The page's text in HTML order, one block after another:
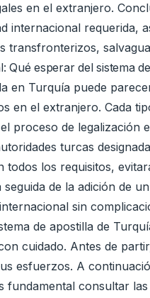
en el extranjero.
internacional requerida,
transfronterizos,
Qué esperar del sistema
en Turquía puede
en el extranjero. Cada
proceso de legalización
turcas
todos los requisitos,
de la adición de
sin
de apostilla de
cuidado. Antes de
esfuerzos. A
fundamental consultar